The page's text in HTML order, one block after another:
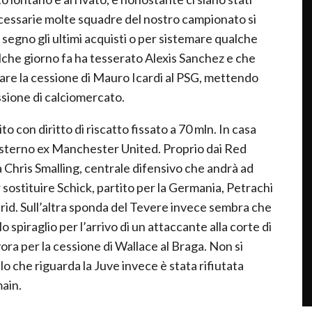
molte squadre del nostro campionato si
gli ultimi acquisti o per sistemare qualche
giorno fa ha tesserato Alexis Sanchez e che
la cessione di Mauro Icardi al PSG, mettendo
di calciomercato.
con diritto di riscatto fissato a 70 mln. In casa
ex Manchester United. Proprio dai Red
Smalling, centrale difensivo che andrà ad
Schick, partito per la Germania, Petrachi
Sull’altra sponda del Tevere invece sembra che
spiraglio per l’arrivo di un attaccante alla corte di
per la cessione di Wallace al Braga. Non si
che riguarda la Juve invece è stata rifiutata